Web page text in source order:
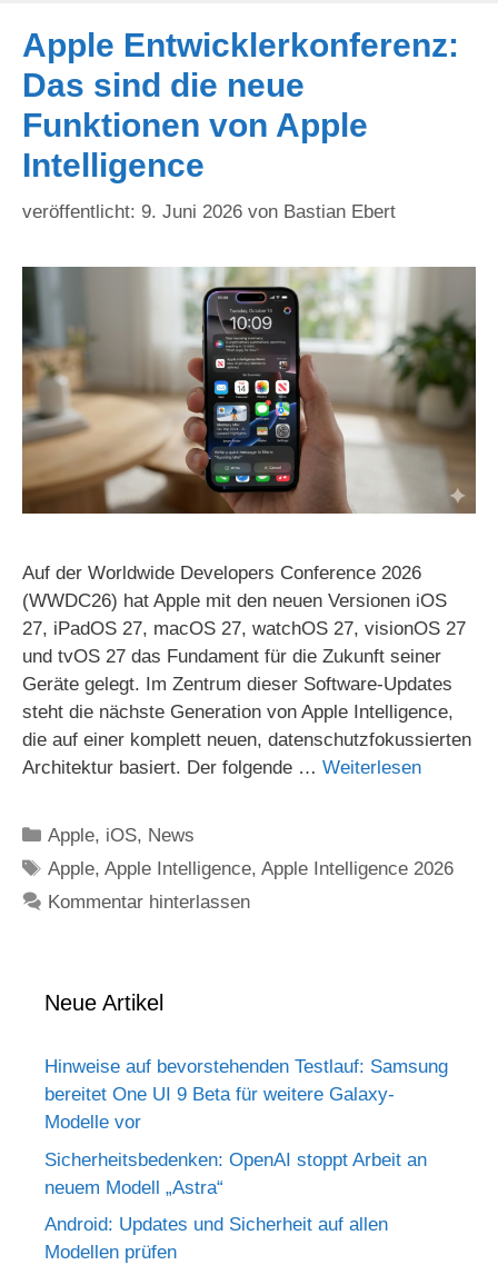
Apple Entwicklerkonferenz:
Das sind die neue
Funktionen von Apple
Intelligence
9. Juni 2026 von Bastian Ebert
Auf der Worldwide Developers Conference 2026
(WWDC26) hat Apple mit den neuen Versionen iOS
27, iPadOS 27, macOS 27, watchOS 27, visionOS 27
und tvOS 27 das Fundament für die Zukunft seiner
Geräte gelegt. Im Zentrum dieser Software-Updates
steht die nächste Generation von Apple Intelligence,
die auf einer komplett neuen, datenschutzfokussierten
Architektur basiert. Der folgende … Weiterlesen
Kategorien
Apple, iOS, News
Schlagwörter
Apple,Apple Intelligence,Apple Intelligence 2026
Kommentar hinterlassen
Neue Artikel
Hinweise auf bevorstehenden Testlauf: Samsung
bereitet One UI 9 Beta für weitere Galaxy-
Modelle vor
Sicherheitsbedenken: OpenAI stoppt Arbeit an
neuem Modell „Astra“
Android: Updates und Sicherheit auf allen
Modellen prüfen